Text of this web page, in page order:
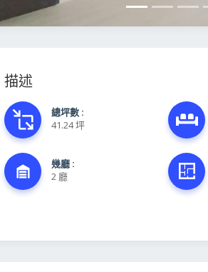
描述
總坪數 :
41.24 坪
幾廳 :
2 廳